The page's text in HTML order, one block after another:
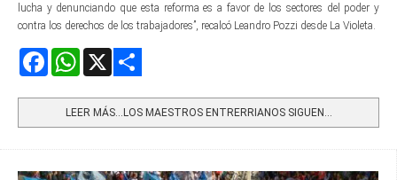
lucha y denunciando que esta reforma es a favor de los sectores del poder y
contra los derechos de los trabajadores”, recalcó Leandro Pozzi desde La Violeta.
FacebookWhatsApp
LEER MÁS…LOS MAESTROS ENTRERRIANOS SIGUEN...